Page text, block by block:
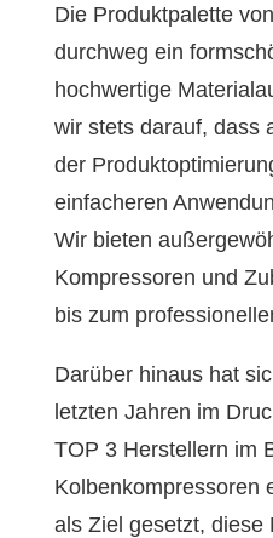
Die Produktpalette von
durchweg ein
hochwertige
wir stets darauf, dass
der
einfacheren
Wir bieten
Kompressoren und
bis zum
Darüber hinaus hat
letzten Jahren im
TOP 3 Herstellern im
Kolbenkompressoren
als Ziel gesetzt, diese